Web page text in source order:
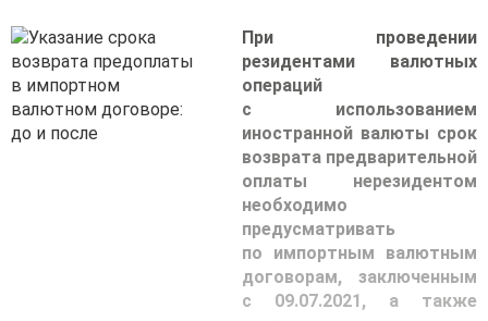
При проведении
резидентами валютных
операций
с использованием
иностранной валюты срок
возврата предварительной
оплаты нерезидентом
необходимо
предусматривать
по импортным валютным
договорам, заключенным
с 09.07.2021, а также